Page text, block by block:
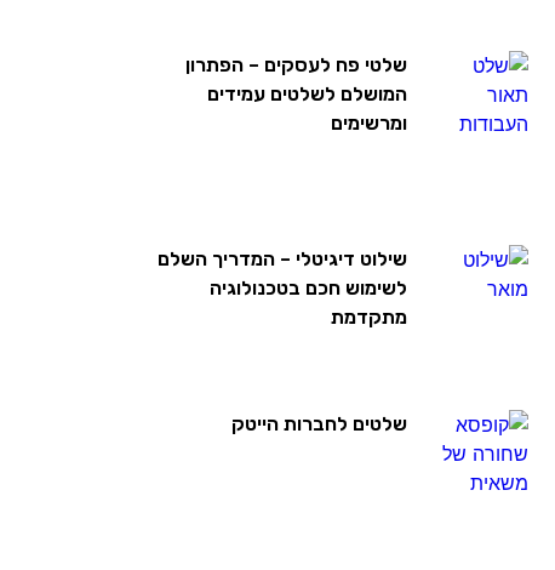
שלטי פח לעסקים – הפתרון
המושלם לשלטים עמידים
ומרשימים
שילוט דיגיטלי – המדריך השלם
לשימוש חכם בטכנולוגיה
מתקדמת
שלטים לחברות הייטק